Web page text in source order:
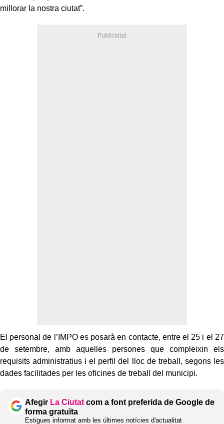
millorar la nostra ciutat”.
El personal de l’IMPO es posarà en contacte, entre el 25 i el 27
de setembre, amb aquelles persones que compleixin els
requisits administratius i el perfil del lloc de treball, segons les
dades facilitades per les oficines de treball del municipi.
Afegir La Ciutat com a font preferida de Google de
forma gratuïta
Estigues informat amb les últimes notícies d'actualitat